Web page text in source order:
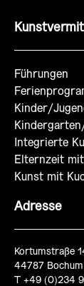
Führungen
Kinder/
Integrierte
Elternzeit
Kunst mit
Adresse
Kortumstraße
44787 Bochum
T +49 (0)234